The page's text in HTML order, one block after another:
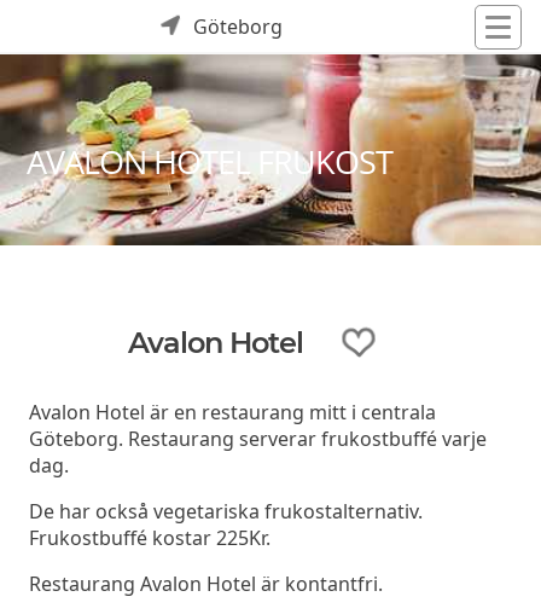
Göteborg
AVALON HOTEL FRUKOST
Avalon Hotel
Avalon Hotel är en restaurang mitt i centrala
Göteborg. Restaurang serverar frukostbuffé varje
dag.
De har också vegetariska frukostalternativ.
Frukostbuffé kostar 225Kr.
Restaurang Avalon Hotel är kontantfri.